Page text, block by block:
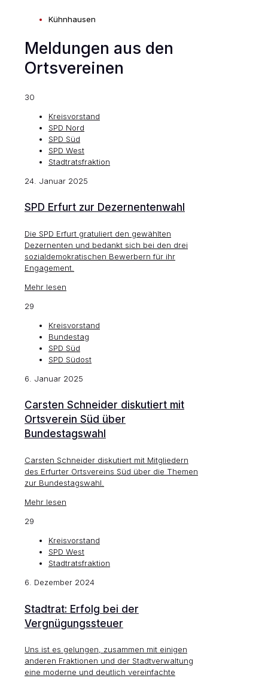
Kühnhausen
Meldungen aus den
Ortsvereinen
30
Kreisvorstand
SPD Nord
SPD Süd
SPD West
Stadtratsfraktion
24. Januar 2025
SPD Erfurt zur Dezernentenwahl
Die SPD Erfurt gratuliert den gewählten
Dezernenten und bedankt sich bei den drei
sozialdemokratischen Bewerbern für ihr
Engagement.
Mehr lesen
29
Kreisvorstand
Bundestag
SPD Süd
SPD Südost
6. Januar 2025
Carsten Schneider diskutiert mit
Ortsverein Süd über
Bundestagswahl
Carsten Schneider diskutiert mit Mitgliedern
des Erfurter Ortsvereins Süd über die Themen
zur Bundestagswahl.
Mehr lesen
29
Kreisvorstand
SPD West
Stadtratsfraktion
6. Dezember 2024
Stadtrat: Erfolg bei der
Vergnügungssteuer
Uns ist es gelungen, zusammen mit einigen
anderen Fraktionen und der Stadtverwaltung
eine moderne und deutlich vereinfachte